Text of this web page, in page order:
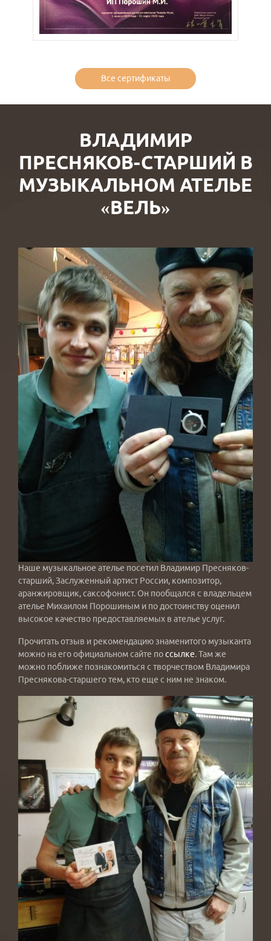
Все сертификаты
ВЛАДИМИР
ПРЕСНЯКОВ-СТАРШИЙ В
МУЗЫКАЛЬНОМ АТЕЛЬЕ
«ВЕЛЬ»
Наше музыкальное ателье посетил Владимир Пресняков-
старший, Заслуженный артист России, композитор,
аранжировщик, саксофонист. Он пообщался с владельцем
ателье Михаилом Порошиным и по достоинству оценил
высокое качество предоставляемых в ателье услуг.
Прочитать отзыв и рекомендацию знаменитого музыканта
можно на его официальном сайте поссылке. Там же
можно поближе познакомиться с творчеством Владимира
Преснякова-старшего тем, кто еще с ним не знаком.